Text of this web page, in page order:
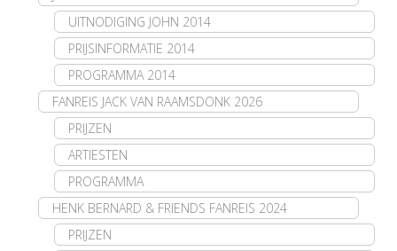
UITNODIGING JOHN 2014
PRIJSINFORMATIE 2014
PROGRAMMA 2014
FANREIS JACK VAN RAAMSDONK 2026
PRIJZEN
ARTIESTEN
PROGRAMMA
HENK BERNARD & FRIENDS FANREIS 2024
PRIJZEN